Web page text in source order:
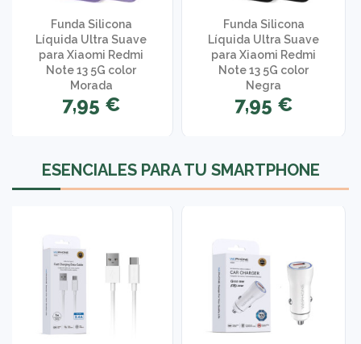
Funda Silicona
Líquida Ultra Suave
para Xiaomi Redmi
Note 13 5G color
Morada
7,95 €
Funda Silicona
Líquida Ultra Suave
para Xiaomi Redmi
Note 13 5G color
Negra
7,95 €
ESENCIALES PARA TU SMARTPHONE